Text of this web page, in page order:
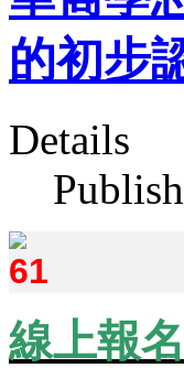
的初步
Details
線上報名